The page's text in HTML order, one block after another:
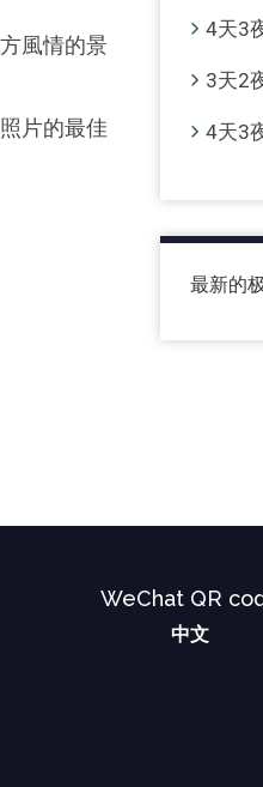
風情的景
片的最佳
4天3
3天2
4天3
最新的
WeChat QR
中文